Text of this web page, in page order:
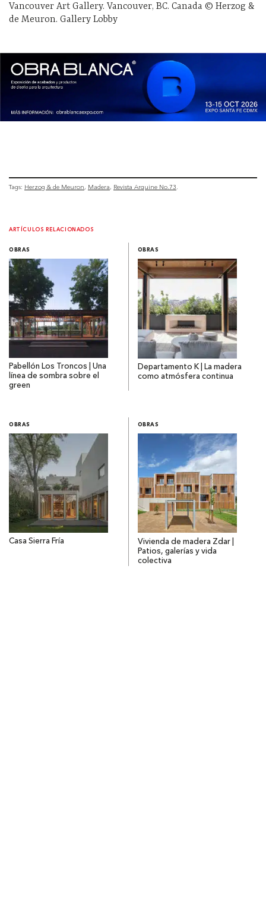
Vancouver Art Gallery. Vancouver, BC. Canada © Herzog &
de Meuron. Gallery Lobby
Tags: Herzog & de Meuron Madera Revista Arquine No.73
ARTÍCULOS RELACIONADOS
OBRAS
Pabellón Los Troncos | Una
línea de sombra sobre el
green
OBRAS
Departamento K | La madera
como atmósfera continua
OBRAS
Casa Sierra Fría
OBRAS
Vivienda de madera Zdar |
Patios, galerías y vida
colectiva